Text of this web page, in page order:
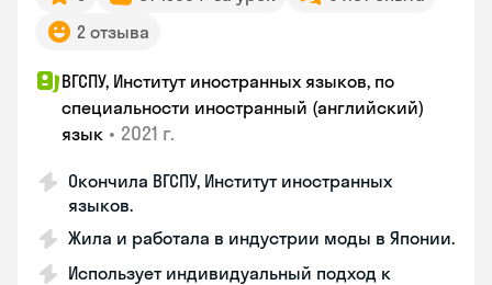
2 отзыва
ВГСПУ, Институт иностранных языков, по
специальности иностранный (английский)
язык • 2021 г.
Окончила ВГСПУ, Институт иностранных
языков.
Жила и работала в индустрии моды в Японии.
Использует индивидуальный подход к